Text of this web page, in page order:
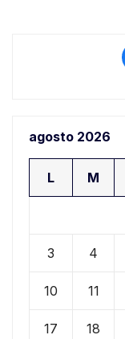
agosto 2026
L M
3 4
10 11
17 18